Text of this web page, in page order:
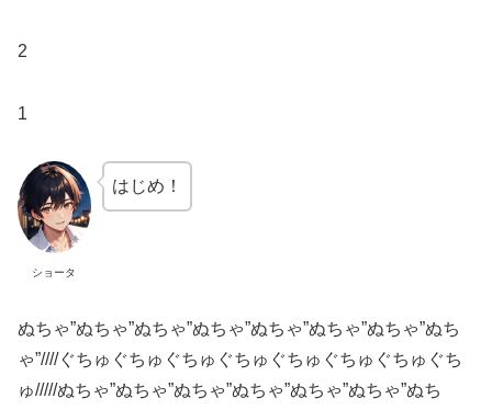
2
1
ショータ
はじめ！
ぬちゃ”ぬちゃ”ぬちゃ”ぬちゃ”ぬちゃ”ぬちゃ”ぬちゃ”ぬち
ゃ”////ぐちゅぐちゅぐちゅぐちゅぐちゅぐちゅぐちゅぐち
ゅ/////ぬちゃ”ぬちゃ”ぬちゃ”ぬちゃ”ぬちゃ”ぬちゃ”ぬち